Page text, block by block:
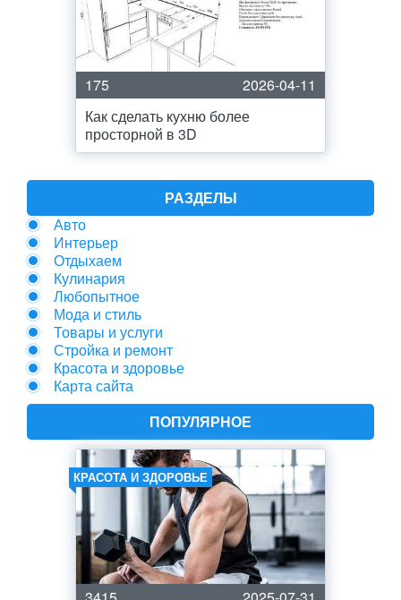
175
2026-04-11
Как сделать кухню более
просторной в 3D
РАЗДЕЛЫ
Авто
Интерьер
Отдыхаем
Кулинария
Любопытное
Мода и стиль
Товары и услуги
Стройка и ремонт
Красота и здоровье
Карта сайта
ПОПУЛЯРНОЕ
КРАСОТА И ЗДОРОВЬЕ